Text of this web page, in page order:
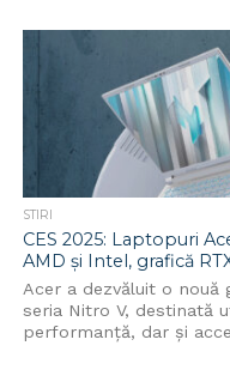
STIRI
CES 2025: Laptopuri
AMD și Intel, grafică
Acer a dezvăluit o nouă
seria Nitro V, destinată
performanță, dar și